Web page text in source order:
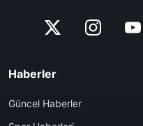
Haberler
Güncel Haberler